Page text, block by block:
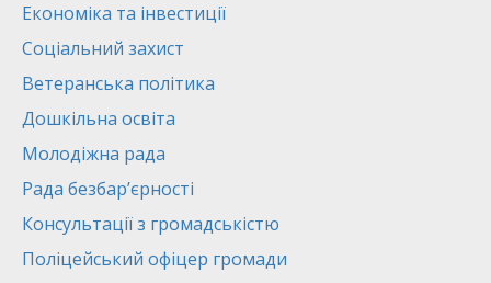
Економіка та інвестиції
Соціальний захист
Ветеранська політика
Дошкільна освіта
Молодіжна рада
Рада безбар’єрності
Консультації з громадськістю
Поліцейський офіцер громади